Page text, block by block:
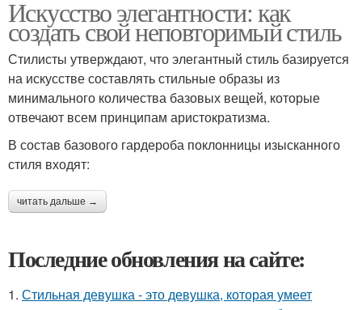
Искусство элегантности: как
создать свой неповторимый стиль
Стилисты утверждают, что элегантный стиль базируется
на искусстве составлять стильные образы из
минимального количества базовых вещей, которые
отвечают всем принципам аристократизма.
В состав базового гардероба поклонницы изысканного
стиля входят:
читать дальше →
Последние обновления на сайте:
1. Стильная девушка - это девушка, которая умеет